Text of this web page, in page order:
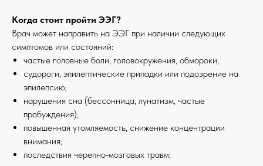
Когда стоит пройти ЭЭГ?
Врач может направить на ЭЭГ при наличии следующих
симптомов или состояний:
частые головные боли, головокружения, обмороки;
судороги, эпилептические припадки или подозрение на
эпилепсию;
нарушения сна (бессонница, лунатизм, частые
пробуждения);
повышенная утомляемость, снижение концентрации
внимания;
последствия черепно‑мозговых травм;